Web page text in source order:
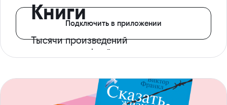
Книги
Тысячи произведений
с доступом офлайн
Подключить в приложении